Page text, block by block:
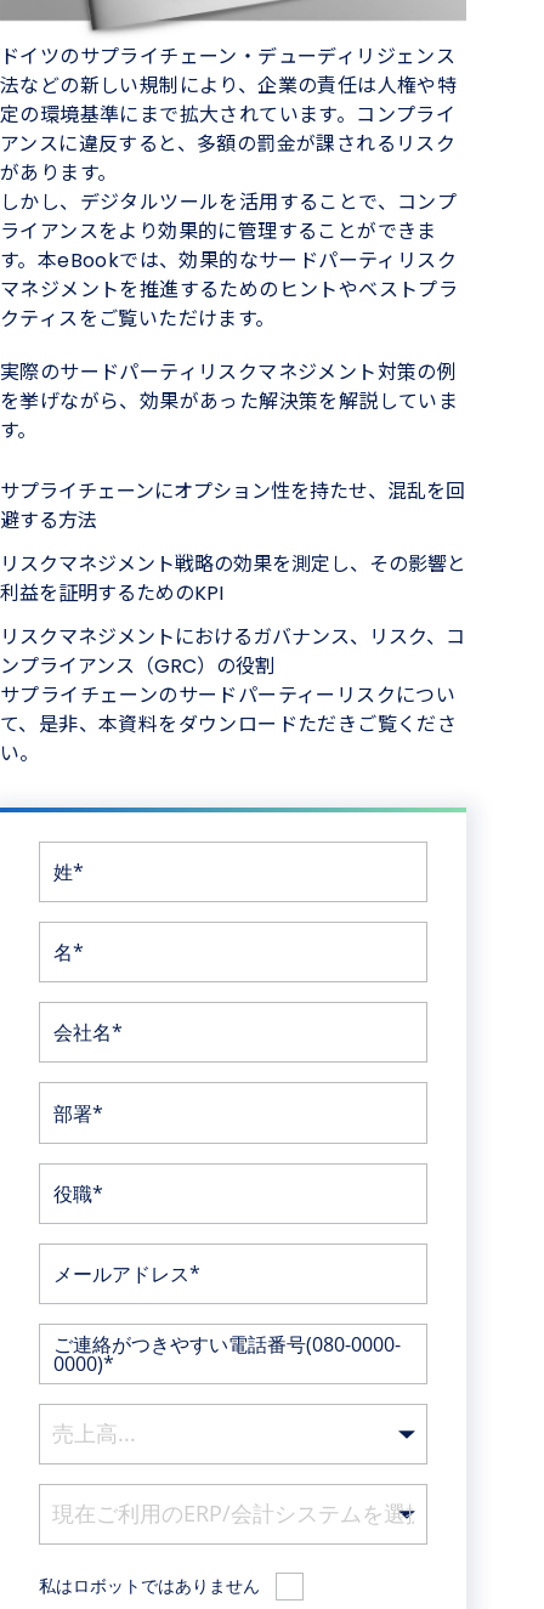
私はロボットではありません
姓*
名*
会社名*
部署*
役職*
メールアドレス*
ご連絡がつきやすい電話番号(080-0000-
0000)*
ドイツのサプライチェーン・デューディリジェンス
法などの新しい規制により、企業の責任は人権や特
定の環境基準にまで拡大されています。コンプライ
アンスに違反すると、多額の罰金が課されるリスク
があります。
しかし、デジタルツールを活用することで、コンプ
ライアンスをより効果的に管理することができま
す。本eBookでは、効果的なサードパーティリスク
マネジメントを推進するためのヒントやベストプラ
クティスをご覧いただけます。
実際のサードパーティリスクマネジメント対策の例
を挙げながら、効果があった解決策を解説していま
す。
サプライチェーンにオプション性を持たせ、混乱を回
避する方法
リスクマネジメント戦略の効果を測定し、その影響と
利益を証明するためのKPI
リスクマネジメントにおけるガバナンス、リスク、コ
ンプライアンス（GRC）の役割
サプライチェーンのサードパーティーリスクについ
て、是非、本資料をダウンロードただきご覧くださ
い。